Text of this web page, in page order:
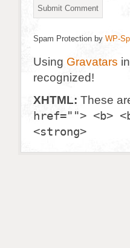
Spam Protection by WP-
Using Gravatars
recognized!
XHTML: These
href=""> <b>
<strong>